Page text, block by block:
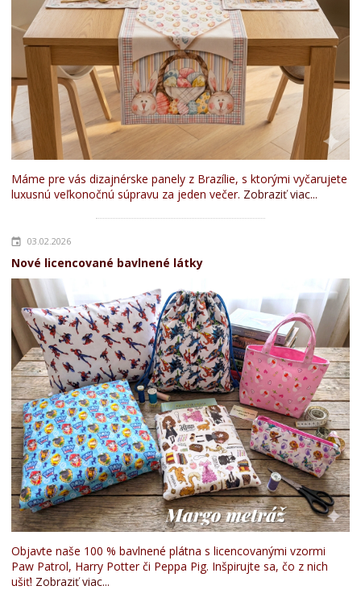
Máme pre vás dizajnérske panely z Brazílie, s ktorými vyčarujete
luxusnú veľkonočnú súpravu za jeden večer. Zobraziť viac...
03.02.2026
Nové licencované bavlnené látky
Objavte naše 100 % bavlnené plátna s licencovanými vzormi
Paw Patrol, Harry Potter či Peppa Pig. Inšpirujte sa, čo z nich
ušiť! Zobraziť viac...